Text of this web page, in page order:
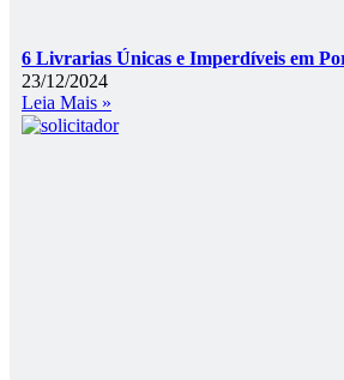
6 Livrarias Únicas e Imperdíveis em
23/12/2024
Leia Mais »